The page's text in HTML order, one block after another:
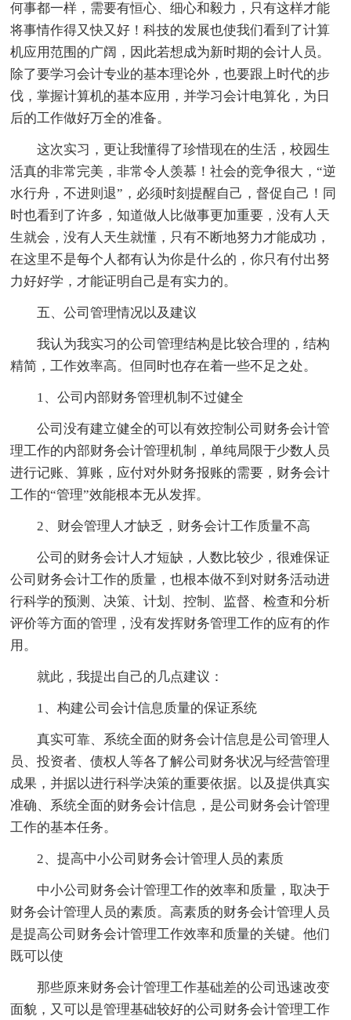
何事都一样，需要有恒心、细心和毅力，只有这样才能
将事情作得又快又好！科技的发展也使我们看到了计算
机应用范围的广阔，因此若想成为新时期的会计人员。
除了要学习会计专业的基本理论外，也要跟上时代的步
伐，掌握计算机的基本应用，并学习会计电算化，为日
后的工作做好万全的准备。
这次实习，更让我懂得了珍惜现在的生活，校园生
活真的非常完美，非常令人羡慕！社会的竞争很大，“逆
水行舟，不进则退”，必须时刻提醒自己，督促自己！同
时也看到了许多，知道做人比做事更加重要，没有人天
生就会，没有人天生就懂，只有不断地努力才能成功，
在这里不是每个人都有认为你是什么的，你只有付出努
力好好学，才能证明自己是有实力的。
五、公司管理情况以及建议
我认为我实习的公司管理结构是比较合理的，结构
精简，工作效率高。但同时也存在着一些不足之处。
1、公司内部财务管理机制不过健全
公司没有建立健全的可以有效控制公司财务会计管
理工作的内部财务会计管理机制，单纯局限于少数人员
进行记账、算账，应付对外财务报账的需要，财务会计
工作的“管理”效能根本无从发挥。
2、财会管理人才缺乏，财务会计工作质量不高
公司的财务会计人才短缺，人数比较少，很难保证
公司财务会计工作的质量，也根本做不到对财务活动进
行科学的预测、决策、计划、控制、监督、检查和分析
评价等方面的管理，没有发挥财务管理工作的应有的作
用。
就此，我提出自己的几点建议：
1、构建公司会计信息质量的保证系统
真实可靠、系统全面的财务会计信息是公司管理人
员、投资者、债权人等各了解公司财务状况与经营管理
成果，并据以进行科学决策的重要依据。以及提供真实
准确、系统全面的财务会计信息，是公司财务会计管理
工作的基本任务。
2、提高中小公司财务会计管理人员的素质
中小公司财务会计管理工作的效率和质量，取决于
财务会计管理人员的素质。高素质的财务会计管理人员
是提高公司财务会计管理工作效率和质量的关键。他们
既可以使
那些原来财务会计管理工作基础差的公司迅速改变
面貌，又可以是管理基础较好的公司财务会计管理工作